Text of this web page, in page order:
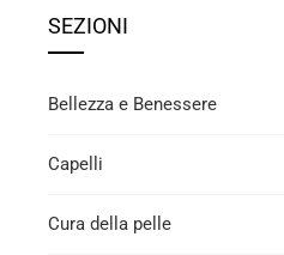
SEZIONI
Bellezza e Benessere
Capelli
Cura della pelle